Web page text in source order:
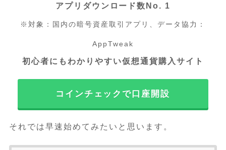
アプリダウンロード数No. 1
※対象：国内の暗号資産取引アプリ、データ協力：
AppTweak
初心者にもわかりやすい仮想通貨購入サイト
コインチェックで口座開設
それでは早速始めてみたいと思います。